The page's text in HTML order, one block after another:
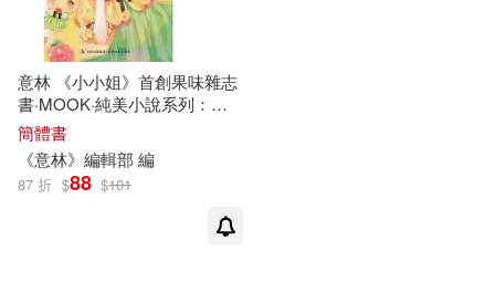
意林 《小小姐》首創果味雜志
書·MOOK·純美小說系列：焦
糖布丁號
簡體書
《意林》編輯部 編
87 折 $88 $101